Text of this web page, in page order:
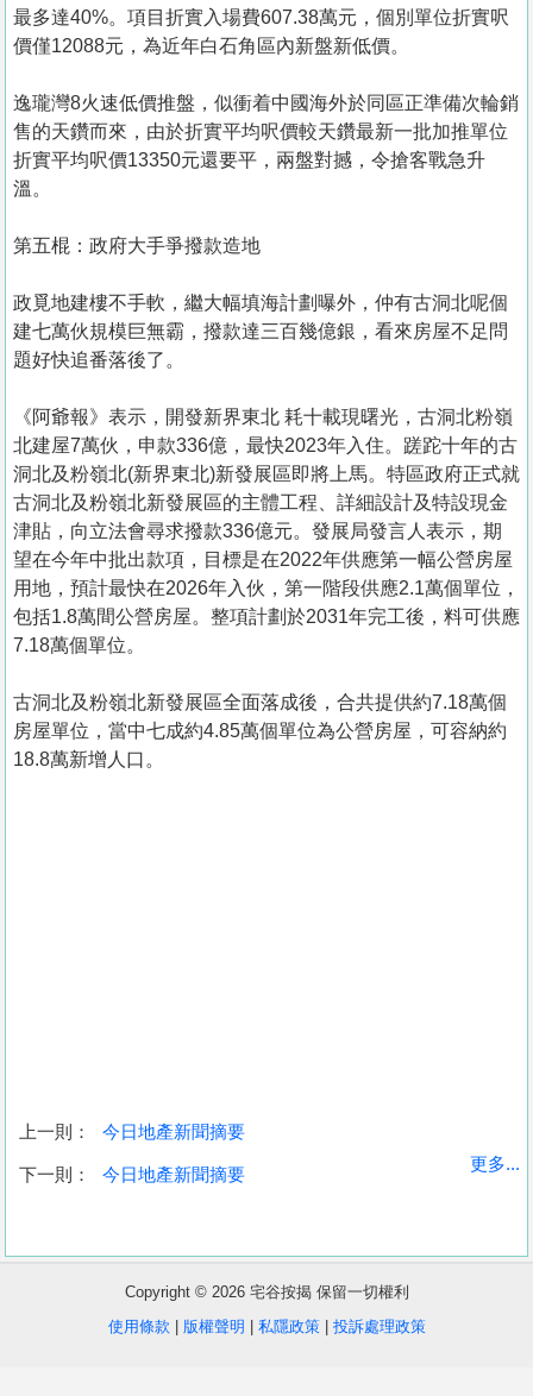
收
盤
最多達40%。項目折實入場費607.38萬元，個別單位折實呎
價僅12088元，為近年白石角區內新盤新低價。
逸瓏灣8火速低價推盤，似衝着中國海外於同區正準備次輪銷
售的天鑽而來，由於折實平均呎價較天鑽最新一批加推單位
折實平均呎價13350元還要平，兩盤對撼，令搶客戰急升
溫。
第五棍：政府大手爭撥款造地
政覓地建樓不手軟，繼大幅填海計劃曝外，仲有古洞北呢個
建七萬伙規模巨無霸，撥款達三百幾億銀，看來房屋不足問
題好快追番落後了。
《阿爺報》表示，開發新界東北 耗十載現曙光，古洞北粉嶺
北建屋7萬伙，申款336億，最快2023年入住。蹉跎十年的古
洞北及粉嶺北(新界東北)新發展區即將上馬。特區政府正式就
古洞北及粉嶺北新發展區的主體工程、詳細設計及特設現金
津貼，向立法會尋求撥款336億元。發展局發言人表示，期
望在今年中批出款項，目標是在2022年供應第一幅公營房屋
用地，預計最快在2026年入伙，第一階段供應2.1萬個單位，
包括1.8萬間公營房屋。整項計劃於2031年完工後，料可供應
7.18萬個單位。
古洞北及粉嶺北新發展區全面落成後，合共提供約7.18萬個
房屋單位，當中七成約4.85萬個單位為公營房屋，可容納約
18.8萬新增人口。
上一則： 今日地產新聞摘要
下一則： 今日地產新聞摘要
更多...
Copyright © 2026 宅谷按揭 保留一切權利
使用條款
版權聲明 私隱政策| 投訴處理政策